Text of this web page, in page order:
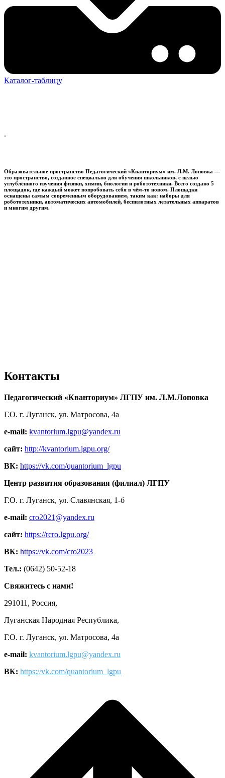
Каталог-таблицу
.
Образовательное пространство Педагогический «Кванториум» им. Л.М. Лоповка —
это пространство, созданное специально для обучения школьников, с целью
углублённого изучения физики, химии, биологии и робототехники. Всего создано 5
площадок, где каждый может попробовать себя в чём-то новом. Площадки
оснащены самым современным оборудованием, таким как: наборы для
робототехники, автоматических автомобилей, беспилотных летательных аппаратов
и многим другим.
Контакты
Педагогический «Кванториум» ЛГПУ им. Л.М.Лоповка
Г.О. г. Луганск, ул. Матросова, 4а
e-mail: kvantorium.lgpu@yandex.ru
сайт: http://kvantorium.lgpu.org/
ВК: https://vk.com/quantorium_lgpu
Центр развития образования (филиал) ЛГПУ
Г.О. г. Луганск, ул. Славянская, 1-б
e-mail: cro2021@yandex.ru
сайт: https://rcro.lgpu.org/
ВК: https://vk.com/cro2023
Тел.: (0642) 50-52-18
Свяжитесь с нами!
291011, Россия,
Луганская Народная Республика,
Г.О. г. Луганск, ул. Матросова, 4а
e-mail: kvantorium.lgpu@yandex.ru
ВК: https://vk.com/quantorium_lgpu